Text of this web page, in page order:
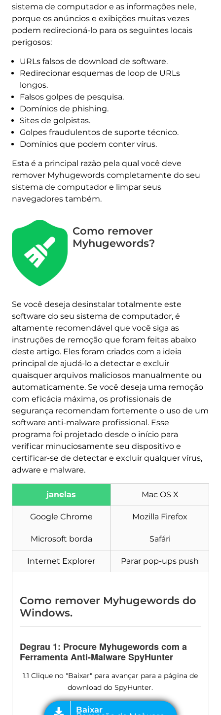
sistema de computador e as informações nele,
porque os anúncios e exibições muitas vezes
podem redirecioná-lo para os seguintes locais
perigosos:
URLs falsos de download de software.
Redirecionar esquemas de loop de URLs
longos.
Falsos golpes de pesquisa.
Domínios de phishing.
Sites de golpistas.
Golpes fraudulentos de suporte técnico.
Domínios que podem conter vírus.
Esta é a principal razão pela qual você deve
remover Myhugewords completamente do seu
sistema de computador e limpar seus
navegadores também.
Como remover
Myhugewords?
Se você deseja desinstalar totalmente este
software do seu sistema de computador, é
altamente recomendável que você siga as
instruções de remoção que foram feitas abaixo
deste artigo. Eles foram criados com a ideia
principal de ajudá-lo a detectar e excluir
quaisquer arquivos maliciosos manualmente ou
automaticamente. Se você deseja uma remoção
com eficácia máxima, os profissionais de
segurança recomendam fortemente o uso de um
software anti-malware profissional. Esse
programa foi projetado desde o início para
verificar minuciosamente seu dispositivo e
certificar-se de detectar e excluir qualquer vírus,
adware e malware.
janelas Mac OS X
Google Chrome Mozilla Firefox
Microsoft borda Safári
Internet Explorer Parar pop-ups push
Como remover Myhugewords do
Windows.
Degrau 1: Procure Myhugewords com a
Ferramenta Anti-Malware SpyHunter
1.1 Clique no "Baixar" para avançar para a página de
download do SpyHunter.
Baixar
Remoção de Malware
Ferramenta